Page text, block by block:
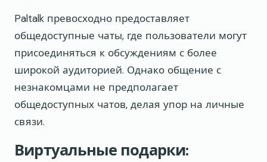
Paltalk превосходно предоставляет
общедоступные чаты, где пользователи могут
присоединяться к обсуждениям с более
широкой аудиторией. Однако общение с
незнакомцами не предполагает
общедоступных чатов, делая упор на личные
связи.
Виртуальные подарки: